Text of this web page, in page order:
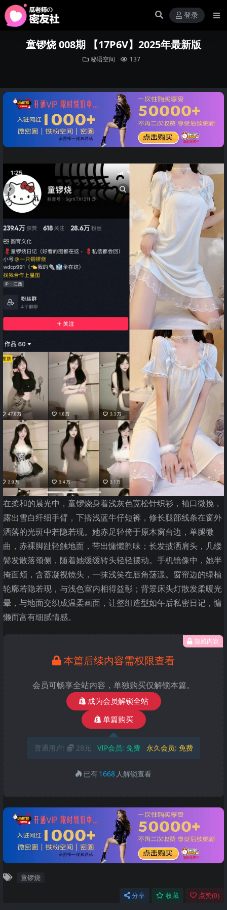
登录
童锣烧 008期 【17P6V】2025年最新版
秘语空间 137
在柔和的晨光中，童锣烧身着浅灰色宽松针织衫，袖口微挽，
露出雪白纤细手臂，下搭浅蓝牛仔短裤，修长腿部线条在窗外
洒落的光斑中若隐若现。她赤足轻倚于原木窗台边，单腿微
曲，赤裸脚趾轻触地面，带出慵懒韵味；长发披洒肩头，几缕
鬓发散落颈侧，随着她缓缓转头轻轻摆动。手机镜像中，她半
掩面颊，含蓄凝视镜头，一抹浅笑在唇角荡漾。窗帘边的绿植
轮廓若隐若现，与浅色室内相得益彰；背景床头灯散发柔暖光
晕，与地面交织成温柔画面，让整组造型如午后私密日记，慵
懒而富有细腻情感。
隐藏内容
本篇后续内容需权限查看
会员可畅享全站内容，单独购买仅解锁本篇。
成为会员解锁全站
单篇购买
普通用户: 28元 VIP会员: 免费 永久会员: 免费
已有1668 人解锁查看
童锣烧
分享 收藏 点赞(0)